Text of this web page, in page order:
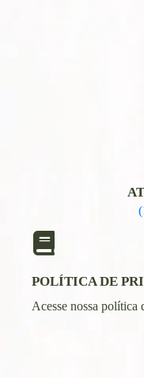
POLÍTICA DE
Acesse nossa política